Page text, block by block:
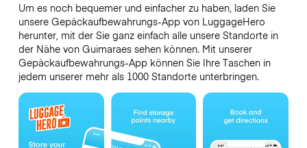
Um es noch bequemer und einfacher zu haben, laden Sie
unsere Gepäckaufbewahrungs-App von LuggageHero
herunter, mit der Sie ganz einfach alle unsere Standorte in
der Nähe von Guimaraes sehen können. Mit unserer
Gepäckaufbewahrungs-App können Sie Ihre Taschen in
jedem unserer mehr als 1000 Standorte unterbringen.